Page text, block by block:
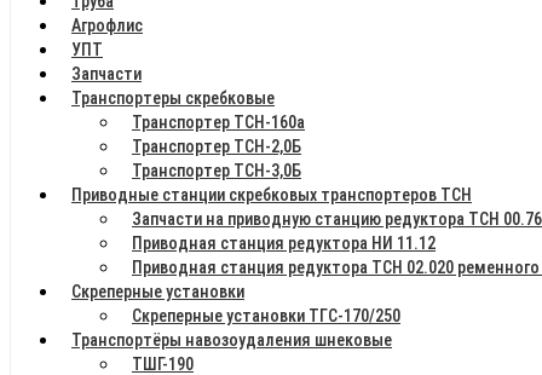
Агрофлис
УПТ
Запчасти
Транспортеры скребковые
Транспортер ТСН-160а
Транспортер ТСН-2,0Б
Транспортер ТСН-3,0Б
Приводные станции скребковых транспортеров ТСН
Запчасти на приводную станцию редуктора ТСН
Приводная станция редуктора НИ 11.12
Приводная станция редуктора ТСН 02.020 ременного
Скреперные установки
Скреперные установки ТГС-170/250
Транспортёры навозоудаления шнековые
ТШГ-190